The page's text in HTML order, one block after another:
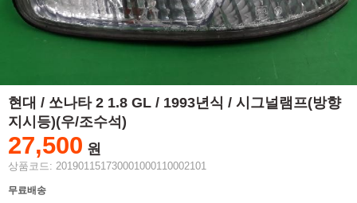
현대 / 쏘나타 2 1.8 GL / 1993년식 / 시그널램프(방향
지시등)(우/조수석)
27,500 원
상품코드: 201901151730001000110002101
무료배송